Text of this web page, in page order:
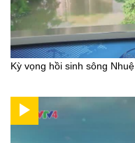
Kỳ vọng hồi sinh sông Nhuệ